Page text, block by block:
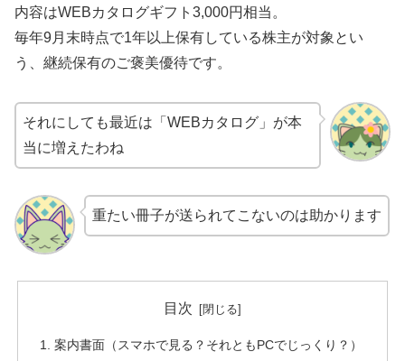
内容はWEBカタログギフト3,000円相当。
毎年9月末時点で1年以上保有している株主が対象とい
う、継続保有のご褒美優待です。
それにしても最近は「WEBカタログ」が本
当に増えたわね
重たい冊子が送られてこないのは助かります
目次
案内書面（スマホで見る？それともPCでじっくり？）